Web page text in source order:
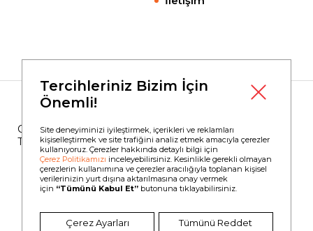
Copyright © 2023 Borusan Yatırım
Tüm Hakları Saklıdır.
Bilgi Toplumu Hizmetleri Kullanım Koşulları
Çerez Politikası
Kişisel Verilen İşlenmesi Hakkında Aydınlatma Metni
Tercihleriniz Bizim İçin
Önemli!
Site deneyiminizi iyileştirmek, içerikleri ve reklamları
kişiselleştirmek ve site trafiğini analiz etmek amacıyla çerezler
kullanıyoruz. Çerezler hakkında detaylı bilgi için
Çerez Politikamızı inceleyebilirsiniz. Kesinlikle gerekli olmayan
çerezlerin kullanımına ve çerezler aracılığıyla toplanan kişisel
verilerinizin yurt dışına aktarılmasına onay vermek
için “Tümünü Kabul Et” butonuna tıklayabilirsiniz.
Çerez Ayarları Tümünü Reddet